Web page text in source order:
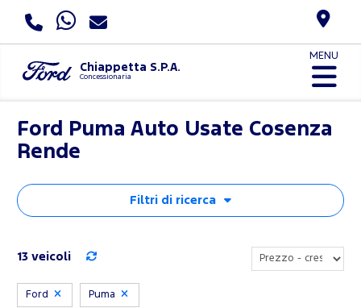
Chiappetta S.P.A.
Concessionaria
MENU
Ford Puma Auto Usate Cosenza
Rende
Filtri di ricerca
13 veicoli
Ford Puma